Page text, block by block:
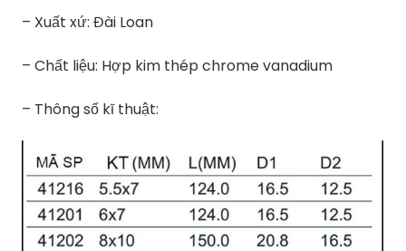
– Xuất xứ: Đài Loan
– Chất liệu: Hợp kim thép chrome vanadium
– Thông số kĩ thuật: